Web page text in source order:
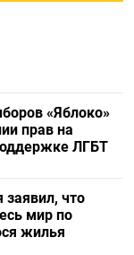
«Яблоко»
прав на
ЛГБТ
что
мир по
жилья